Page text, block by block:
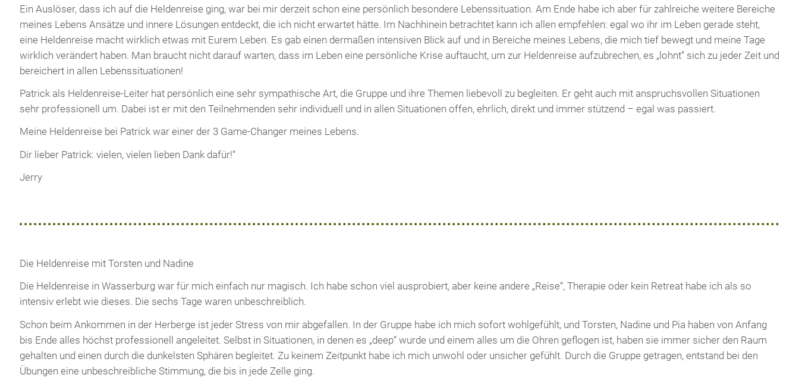
Ein Auslöser, dass ich auf die Heldenreise ging, war bei mir derzeit schon eine persönlich besondere Lebenssituation. Am Ende habe ich aber für zahlreiche weitere Bereiche
meines Lebens Ansätze und innere Lösungen entdeckt, die ich nicht erwartet hätte. Im Nachhinein betrachtet kann ich allen empfehlen: egal wo ihr im Leben gerade steht,
eine Heldenreise macht wirklich etwas mit Eurem Leben. Es gab einen dermaßen intensiven Blick auf und in Bereiche meines Lebens, die mich tief bewegt und meine Tage
wirklich verändert haben. Man braucht nicht darauf warten, dass im Leben eine persönliche Krise auftaucht, um zur Heldenreise aufzubrechen, es „lohnt“ sich zu jeder Zeit und
bereichert in allen Lebenssituationen!
Patrick als Heldenreise-Leiter hat persönlich eine sehr sympathische Art, die Gruppe und ihre Themen liebevoll zu begleiten. Er geht auch mit anspruchsvollen Situationen
sehr professionell um. Dabei ist er mit den Teilnehmenden sehr individuell und in allen Situationen offen, ehrlich, direkt und immer stützend – egal was passiert.
Meine Heldenreise bei Patrick war einer der 3 Game-Changer meines Lebens.
Dir lieber Patrick: vielen, vielen lieben Dank dafür!“
Jerry
Die Heldenreise mit Torsten und Nadine
Die Heldenreise in Wasserburg war für mich einfach nur magisch. Ich habe schon viel ausprobiert, aber keine andere „Reise“, Therapie oder kein Retreat habe ich als so
intensiv erlebt wie dieses. Die sechs Tage waren unbeschreiblich.
Schon beim Ankommen in der Herberge ist jeder Stress von mir abgefallen. In der Gruppe habe ich mich sofort wohlgefühlt, und Torsten, Nadine und Pia haben von Anfang
bis Ende alles höchst professionell angeleitet. Selbst in Situationen, in denen es „deep“ wurde und einem alles um die Ohren geflogen ist, haben sie immer sicher den Raum
gehalten und einen durch die dunkelsten Sphären begleitet. Zu keinem Zeitpunkt habe ich mich unwohl oder unsicher gefühlt. Durch die Gruppe getragen, entstand bei den
Übungen eine unbeschreibliche Stimmung, die bis in jede Zelle ging.